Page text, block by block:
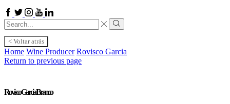
Facebook
TwitterInstagram
Youtube
Linkedin
Search
input
Search
< Voltar atrás
Home Wine Producer Rovisco Garcia
Return to previous page
Rovisco Garcia Branco